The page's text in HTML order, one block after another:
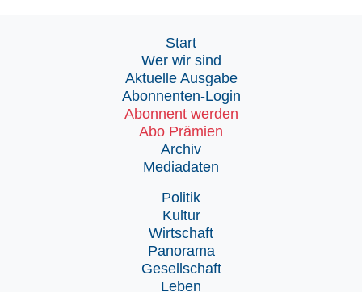
Start
Wer wir sind
Aktuelle Ausgabe
Abonnenten-Login
Abonnent werden
Abo Prämien
Archiv
Mediadaten
Politik
Kultur
Wirtschaft
Panorama
Gesellschaft
Leben